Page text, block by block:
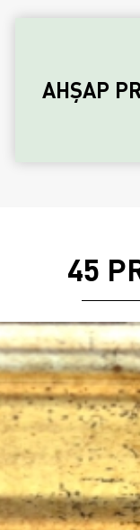
AHŞAP
45